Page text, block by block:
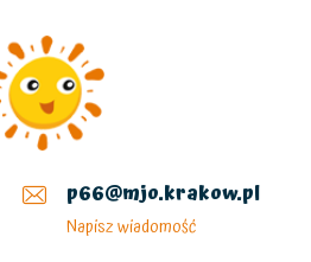
p66@mjo.krakow.pl
Napisz wiadomość